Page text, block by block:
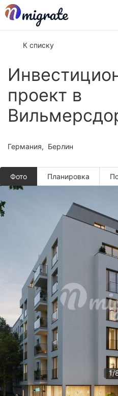
К списку
проект в
Германия Берлин
Фото
1/
Планировкa